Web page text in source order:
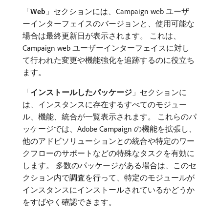
「Web 」セクションには、Campaign web ユーザ
ーインターフェイスのバージョンと、使用可能な
場合は最終更新日が表示されます。 これは、
Campaign web ユーザーインターフェイスに対し
て行われた変更や機能強化を追跡するのに役立ち
ます。
「インストールしたパッケージ 」セクションに
は、インスタンスに存在するすべてのモジュー
ル、機能、統合が一覧表示されます。 これらのパ
ッケージでは、Adobe Campaign の機能を拡張し、
他のアドビソリューションとの統合や特定のワー
クフローのサポートなどの特殊なタスクを有効に
します。 多数のパッケージがある場合は、このセ
クション内で調査を行って、特定のモジュールが
インスタンスにインストールされているかどうか
をすばやく確認できます。